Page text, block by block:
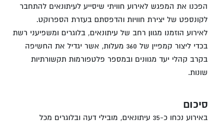
הפכנו את המפגש לאירוע חוויתי שיסייע לעיתונאים להתחבר
לקונספט של יצירת חוויות והדפסתם בעזרת הספרוקט.
לאירוע הוזמנו מגוון רחב של עיתונאים, בלוגרים ומשפיעני רשת
בכדי ליצור קמפיין של 360 מעלות, אשר יגדיל את החשיפה
בקרב קהלי יעד מגוונים ובמספר פלטפורמות תקשורתיות
שונות.
סיכום
באירוע נכחו כ-35 עיתונאים, מובילי דעה ובלוגרים מכל